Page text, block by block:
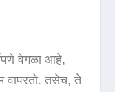
वेगळा आहे,
वापरतो. तसेच, ते